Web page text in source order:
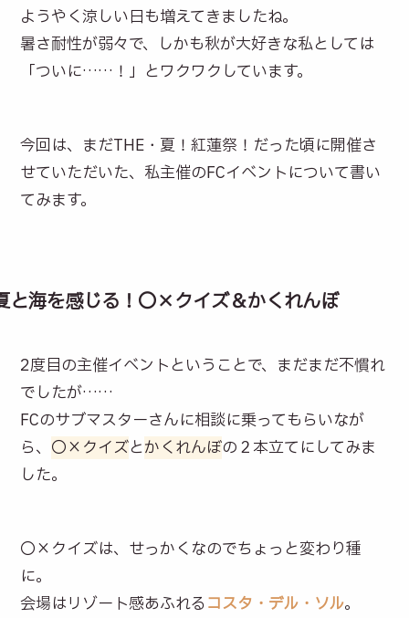
ようやく涼しい日も増えてきましたね。
暑さ耐性が弱々で、しかも秋が大好きな私としては
「ついに……！」とワクワクしています。
今回は、まだTHE・夏！紅蓮祭！だった頃に開催さ
せていただいた、私主催のFCイベントについて書い
てみます。
と海を感じる！〇×クイズ＆かくれんぼ
2度目の主催イベントということで、まだまだ不慣れ
でしたが……
FCのサブマスターさんに相談に乗ってもらいなが
ら、 〇×クイズとかくれんぼの２本立てにしてみま
した。
〇×クイズは、せっかくなのでちょっと変わり種
に。
会場はリゾート感あふれるコスタ・デル・ソル。